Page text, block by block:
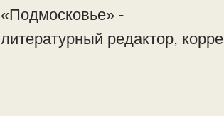
«Подмосковье» -
литературный редактор,